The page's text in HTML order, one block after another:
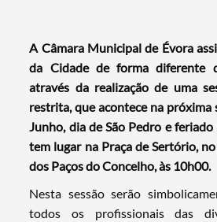
A Câmara Municipal de Évora
da Cidade de forma diferente
através da realização de uma
restrita, que acontece na próxima
Junho, dia de São Pedro e
tem lugar na Praça de Sertório,
dos Paços do Concelho, às 10h00.
Nesta sessão serão
todos os profissionais das